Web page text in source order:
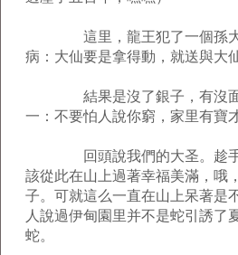
這里，龍王犯了一個孫大
病：大仙要是拿得動，就送與大仙
結果是沒了銀子，有沒面
一：不要怕人說你窮，家里有寶
回頭說我們的大圣。趁手
該從此在山上過著幸福美滿，哦
子。可就這么一直在山上呆著是
人說過伊甸園里并不是蛇引誘了
蛇。